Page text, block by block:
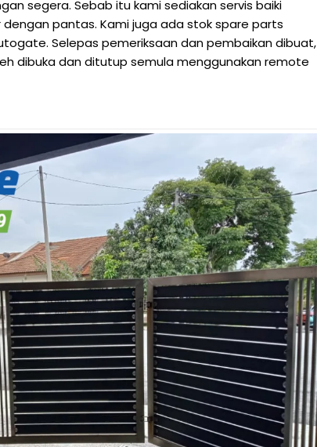
segera. Sebab itu kami sediakan servis baiki
pantas. Kami juga ada stok spare parts
Selepas pemeriksaan dan pembaikan dibuat,
dibuka dan ditutup semula menggunakan remote